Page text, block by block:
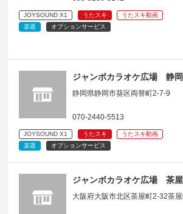
JOYSOUND X1 うたスキ
うたスキ動画
楽器
オプションサービス
ジャンボカラオケ広場 静
静岡県静岡市葵区両替町2-7-9
070-2440-5513
JOYSOUND X1 うたスキ
うたスキ動画
楽器
オプションサービス
ジャンボカラオケ広場 茶
大阪府大阪市北区茶屋町2-32茶